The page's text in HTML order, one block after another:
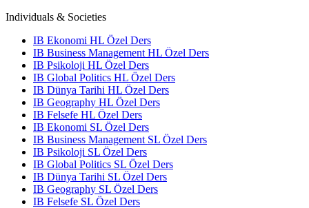
Individuals & Societies
IB Ekonomi HL Özel Ders
IB Business Management HL Özel Ders
IB Psikoloji HL Özel Ders
IB Global Politics HL Özel Ders
IB Dünya Tarihi HL Özel Ders
IB Geography HL Özel Ders
IB Felsefe HL Özel Ders
IB Ekonomi SL Özel Ders
IB Business Management SL Özel Ders
IB Psikoloji SL Özel Ders
IB Global Politics SL Özel Ders
IB Dünya Tarihi SL Özel Ders
IB Geography SL Özel Ders
IB Felsefe SL Özel Ders